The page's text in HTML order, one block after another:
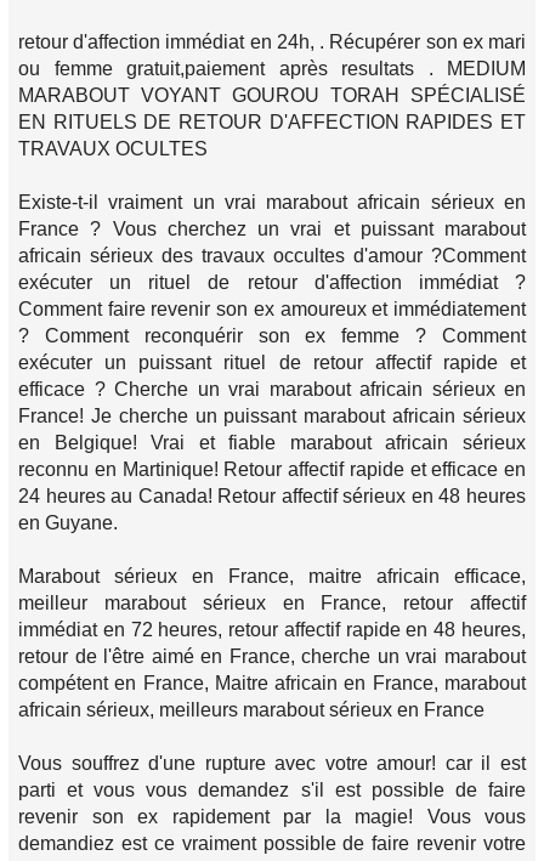
retour d'affection immédiat en 24h, . Récupérer son ex mari
ou femme gratuit,paiement après resultats . MEDIUM
MARABOUT VOYANT GOUROU TORAH SPÉCIALISÉ
EN RITUELS DE RETOUR D'AFFECTION RAPIDES ET
TRAVAUX OCULTES
Existe-t-il vraiment un vrai marabout africain sérieux en
France ? Vous cherchez un vrai et puissant marabout
africain sérieux des travaux occultes d'amour ?Comment
exécuter un rituel de retour d'affection immédiat ?
Comment faire revenir son ex amoureux et immédiatement
? Comment reconquérir son ex femme ? Comment
exécuter un puissant rituel de retour affectif rapide et
efficace ? Cherche un vrai marabout africain sérieux en
France! Je cherche un puissant marabout africain sérieux
en Belgique! Vrai et fiable marabout africain sérieux
reconnu en Martinique! Retour affectif rapide et efficace en
24 heures au Canada! Retour affectif sérieux en 48 heures
en Guyane.
Marabout sérieux en France, maitre africain efficace,
meilleur marabout sérieux en France, retour affectif
immédiat en 72 heures, retour affectif rapide en 48 heures,
retour de l'être aimé en France, cherche un vrai marabout
compétent en France, Maitre africain en France, marabout
africain sérieux, meilleurs marabout sérieux en France
Vous souffrez d'une rupture avec votre amour! car il est
parti et vous vous demandez s'il est possible de faire
revenir son ex rapidement par la magie! Vous vous
demandiez est ce vraiment possible de faire revenir votre